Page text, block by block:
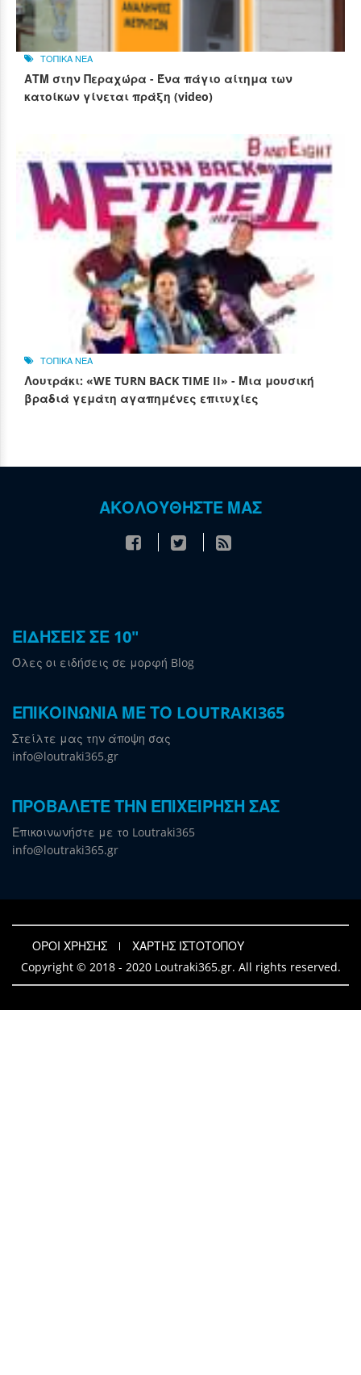
ΤΟΠΙΚΑ ΝΕΑ
ΑΤΜ στην Περαχώρα - Ένα πάγιο αίτημα των
κατοίκων γίνεται πράξη (video)
ΤΟΠΙΚΑ ΝΕΑ
Λουτράκι: «WE TURN BACK TIME II» - Μια μουσική
βραδιά γεμάτη αγαπημένες επιτυχίες
ΑΚΟΛΟΥΘΗΣΤΕ ΜΑΣ
ΕΙΔΗΣΕΙΣ ΣΕ 10"
Όλες οι ειδήσεις σε μορφή Blog
ΕΠΙΚΟΙΝΩΝΙΑ ΜΕ ΤΟ LOUTRAKI365
Στείλτε μας την άποψη σας
info@loutraki365.gr
ΠΡΟΒΑΛΕΤΕ ΤΗΝ ΕΠΙΧΕΙΡΗΣΗ ΣΑΣ
Επικοινωνήστε με το Loutraki365
info@loutraki365.gr
ΟΡΟΙ ΧΡΗΣΗΣ
ΧΑΡΤΗΣ ΙΣΤΟΤΟΠΟΥ
Copyright © 2018 - 2020 Loutraki365.gr. All rights reserved.